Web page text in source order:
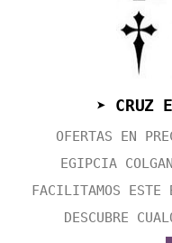
➤ CRUZ
OFERTAS EN
EGIPCIA
FACILITAMOS ESTE
DESCUBRE